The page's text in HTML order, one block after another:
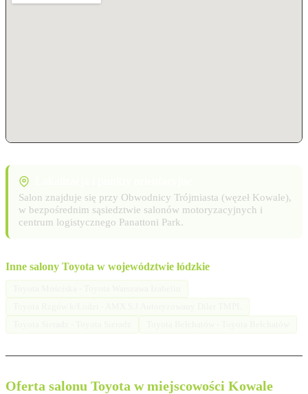
Salon znajduje się przy Obwodnicy Trójmiasta (węzeł Kowale),
w bezpośrednim sąsiedztwie salonów motoryzacyjnych i
centrum logistycznego Panattoni Park.
Inne salony Toyota w województwie łódzkie
Oferta salonu Toyota w miejscowości Kowale